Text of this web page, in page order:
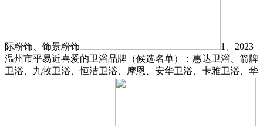
际粉饰、饰景粉饰
1、2023
温州市平易近喜爱的卫浴品牌（候选名单）：惠达卫浴、箭牌
卫浴、九牧卫浴、恒洁卫浴、摩恩、安华卫浴、卡雅卫浴、华